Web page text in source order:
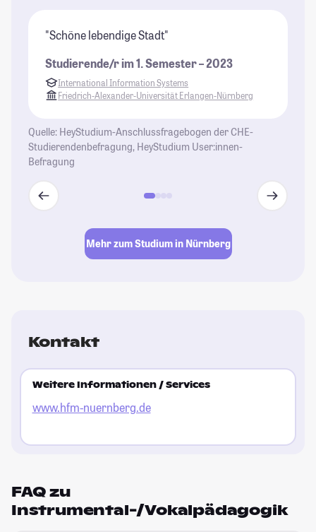
"Schöne lebendige Stadt"
Studierende/r im 1. Semester – 2023
International Information Systems
Friedrich-Alexander-Universität Erlangen-Nürnberg
Quelle: HeyStudium-Anschlussfragebogen der CHE-
Studierendenbefragung, HeyStudium User:innen-
Befragung
Mehr zum Studium in Nürnberg
Kontakt
Weitere Informationen / Services
www.hfm-nuernberg.de
FAQ zu
Instrumental-/Vokalpädagogik